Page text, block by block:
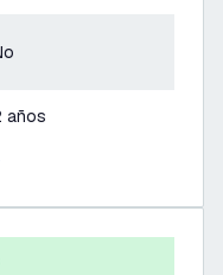
años